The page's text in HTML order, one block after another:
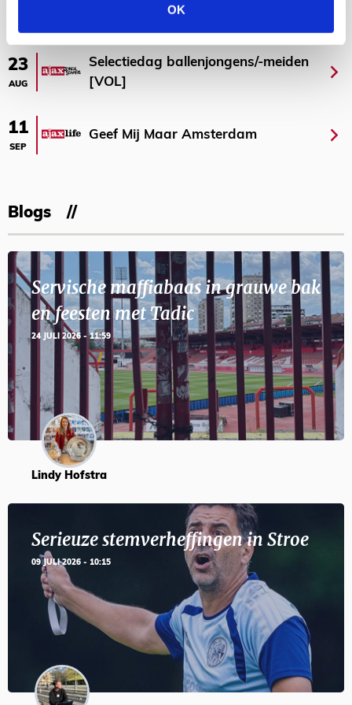
OK
23
AUG
Selectiedag ballenjongens/-meiden
[VOL]
11
SEP
Geef Mij Maar Amsterdam
Blogs
Servische maffiabaas in grauwe bak
en feesten met Tadic
24 JULI 2026 - 11:59
Lindy Hofstra
Serieuze stemverheffingen in Stroe
09 JULI 2026 - 10:15